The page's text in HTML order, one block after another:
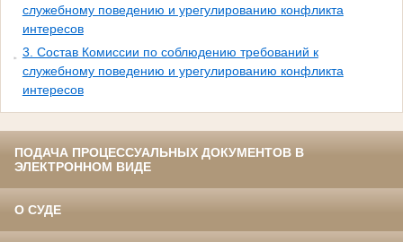
служебному поведению и урегулированию конфликта
интересов
3. Состав Комиссии по соблюдению требований к
служебному поведению и урегулированию конфликта
интересов
ПОДАЧА ПРОЦЕССУАЛЬНЫХ ДОКУМЕНТОВ В
ЭЛЕКТРОННОМ ВИДЕ
О СУДЕ